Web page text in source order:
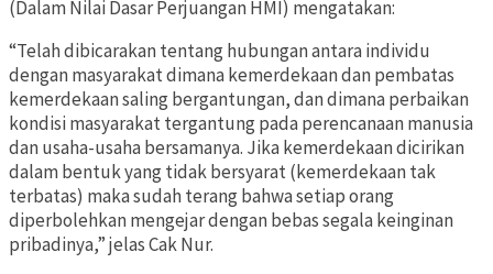
(Dalam Nilai Dasar Perjuangan HMI) mengatakan:
“Telah dibicarakan tentang hubungan antara individu
dengan masyarakat dimana kemerdekaan dan pembatas
kemerdekaan saling bergantungan, dan dimana perbaikan
kondisi masyarakat tergantung pada perencanaan manusia
dan usaha-usaha bersamanya. Jika kemerdekaan dicirikan
dalam bentuk yang tidak bersyarat (kemerdekaan tak
terbatas) maka sudah terang bahwa setiap orang
diperbolehkan mengejar dengan bebas segala keinginan
pribadinya,” jelas Cak Nur.